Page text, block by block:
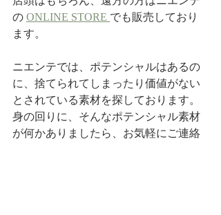
の ONLINE STORE でも販売しており
ます。
ニエンテでは、ポテンシャルはあるの
に、捨てられてしまったり価値がない
とされている素材を探しております。
身の回りに、そんなポテンシャル素材
が何かありましたら、お気軽にご連絡